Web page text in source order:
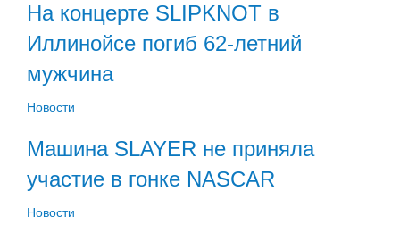
На концерте SLIPKNOT в
Иллинойсе погиб 62-летний
мужчина
Новости
Машина SLAYER не приняла
участие в гонке NASCAR
Новости